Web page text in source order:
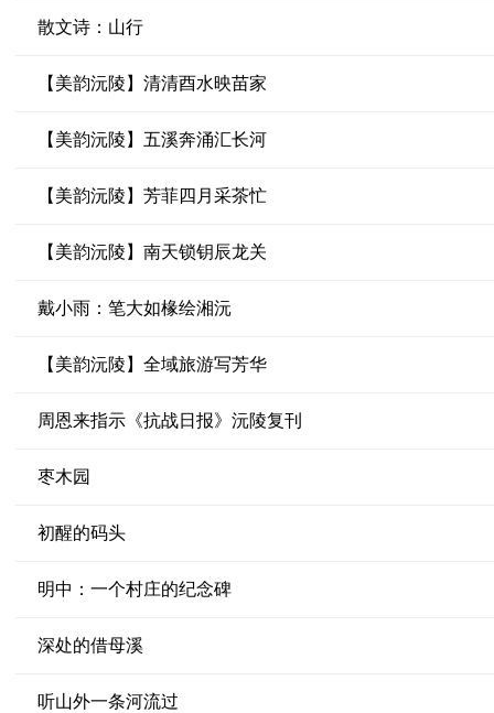
散文诗：山行
【美韵沅陵】清清酉水映苗家
【美韵沅陵】五溪奔涌汇长河
【美韵沅陵】芳菲四月采茶忙
【美韵沅陵】南天锁钥辰龙关
戴小雨：笔大如椽绘湘沅
【美韵沅陵】全域旅游写芳华
周恩来指示《抗战日报》沅陵复刊
枣木园
初醒的码头
明中：一个村庄的纪念碑
深处的借母溪
听山外一条河流过